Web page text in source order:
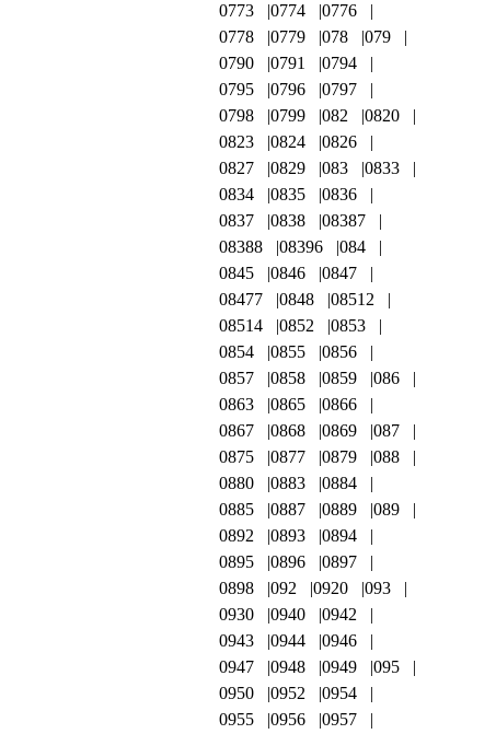
0773
0774
0776
0778
0779 078
079
0790
0791
0794
0795
0796
0797
0798
0799 082
0820
0823
0824
0826
0827
0829 083
0833
0834
0835
0836
0837
0838
08387
08388
08396
084
0845
0846
0847
08477
0848
08512
08514
0852
0853
0854
0855
0856
0857
0858 0859
086
0863
0865
0866
0867
0868 0869
087
0875
0877 0879
088
0880
0883
0884
0885
0887 0889
089
0892
0893
0894
0895
0896
0897
0898
092 0920
093
0930
0940
0942
0943
0944
0946
0947
0948 0949
095
0950
0952
0954
0955
0956
0957